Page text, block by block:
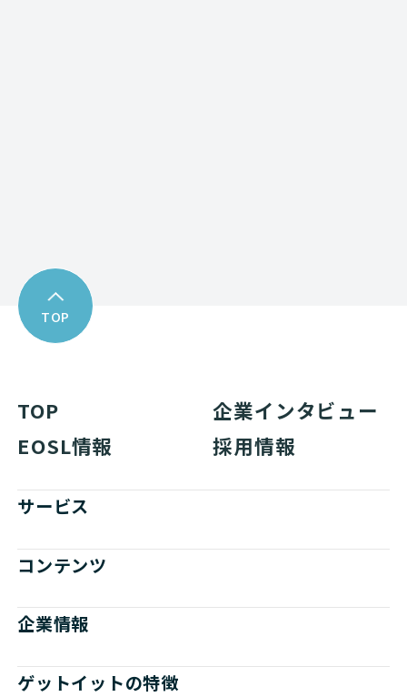
TOP
TOP
企業インタビュー
EOSL情報
採用情報
サービス
コンテンツ
企業情報
ゲットイットの特徴